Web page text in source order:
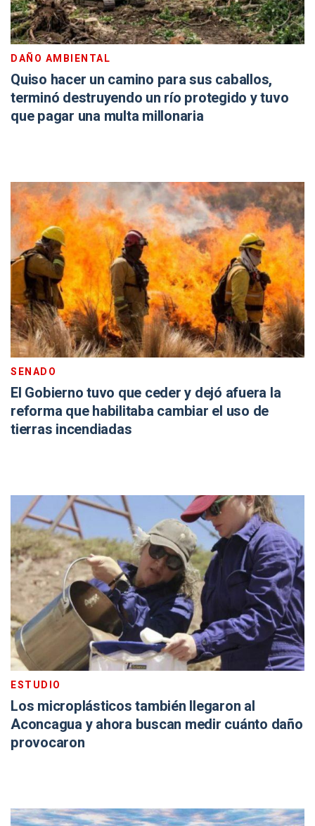
DAÑO AMBIENTAL
Quiso hacer un camino para sus caballos,
terminó destruyendo un río protegido y tuvo
que pagar una multa millonaria
SENADO
El Gobierno tuvo que ceder y dejó afuera la
reforma que habilitaba cambiar el uso de
tierras incendiadas
ESTUDIO
Los microplásticos también llegaron al
Aconcagua y ahora buscan medir cuánto daño
provocaron